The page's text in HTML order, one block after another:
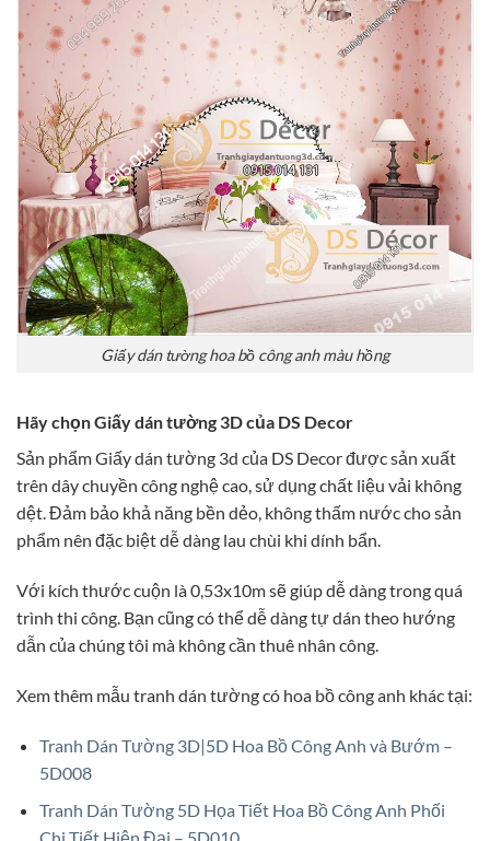
Giấy dán tường hoa bồ công anh màu hồng
Hãy chọn Giấy dán tường 3D của DS Decor
Sản phẩm Giấy dán tường 3d của DS Decor được sản xuất
trên dây chuyền công nghệ cao, sử dụng chất liệu vải không
dệt. Đảm bảo khả năng bền dẻo, không thấm nước cho sản
phẩm nên đặc biệt dễ dàng lau chùi khi dính bẩn.
Với kích thước cuộn là 0,53x10m sẽ giúp dễ dàng trong quá
trình thi công. Bạn cũng có thể dễ dàng tự dán theo hướng
dẫn của chúng tôi mà không cần thuê nhân công.
Xem thêm mẫu tranh dán tường có hoa bồ công anh khác tại:
Tranh Dán Tường 3D|5D Hoa Bồ Công Anh và Bướm –
5D008
Tranh Dán Tường 5D Họa Tiết Hoa Bồ Công Anh Phối